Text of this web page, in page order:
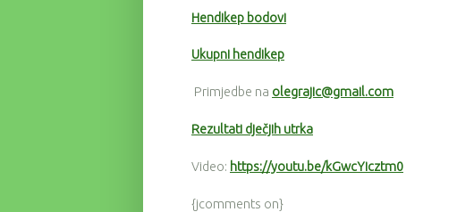
Hendikep bodovi
Ukupni hendikep
Primjedbe na olegrajic@gmail.com
Rezultati dječjih utrka
Video: https://youtu.be/kGwcYicztm0
{jcomments on}